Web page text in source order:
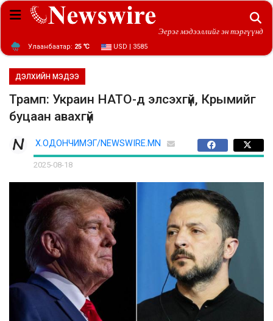
Эерэг мэдээллийг эн тэргүүнд
Улаанбаатар: 25 ℃ USD | 3585
ДЭЛХИЙН МЭДЭЭ
Трамп: Украин НАТО-д элсэхгүй, Крымийг
буцаан авахгүй
Х.ОДОНЧИМЭГ/NEWSWIRE.MN
2025-08-18